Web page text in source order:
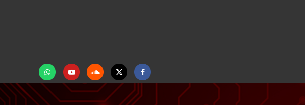
Facebook
Twitter
Soundcloud
Youtubeتابعنا
على
واتساب